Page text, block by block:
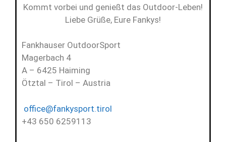
Kommt vorbei und genießt das Outdoor-Leben!
Liebe Grüße, Eure Fankys!
Fankhauser OutdoorSport
Magerbach 4
A – 6425 Haiming
Ötztal – Tirol – Austria
office@fankysport.tirol
+43 650 6259113